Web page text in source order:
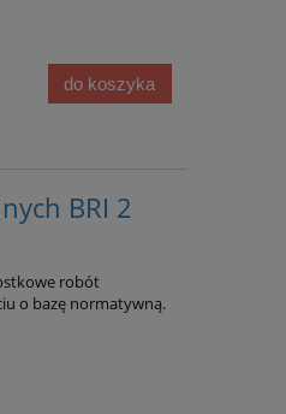
o cenach
do koszyka
BRI 2
robót
o bazę normatywną.